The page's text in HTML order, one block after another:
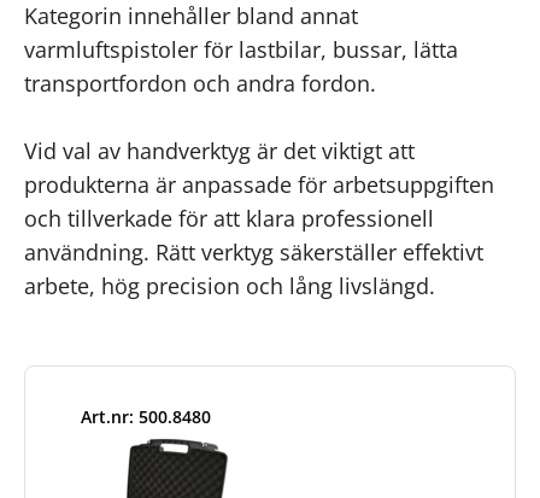
Kategorin innehåller bland annat
varmluftspistoler för lastbilar, bussar, lätta
transportfordon och andra fordon.
Vid val av handverktyg är det viktigt att
produkterna är anpassade för arbetsuppgiften
och tillverkade för att klara professionell
användning. Rätt verktyg säkerställer effektivt
arbete, hög precision och lång livslängd.
Art.nr: 500.8480